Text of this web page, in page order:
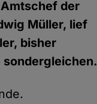
der
Müller, lief
bisher
sondergleichen.